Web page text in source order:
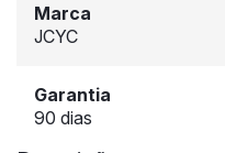
Marca
JCYC
Garantia
90 dias